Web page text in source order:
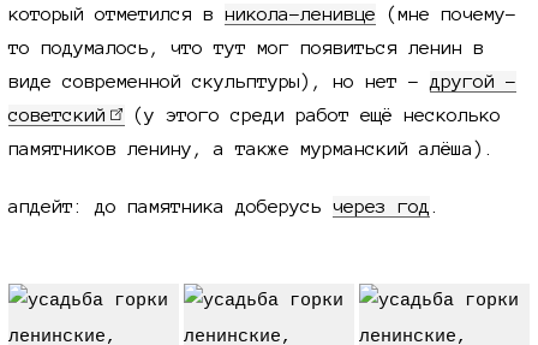
который отметился в никола-ленивце (мне почему-
то подумалось, что тут мог появиться ленин в
виде современной скульптуры), но нет - другой -
советский
(у этого среди работ ещё несколько
памятников ленину, а также мурманский алёша).
апдейт: до памятника доберусь через год